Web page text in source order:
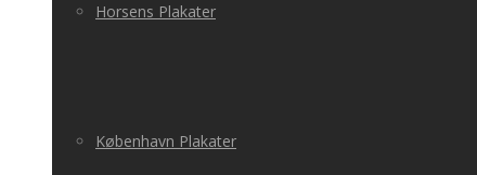
Horsens Plakater
København Plakater